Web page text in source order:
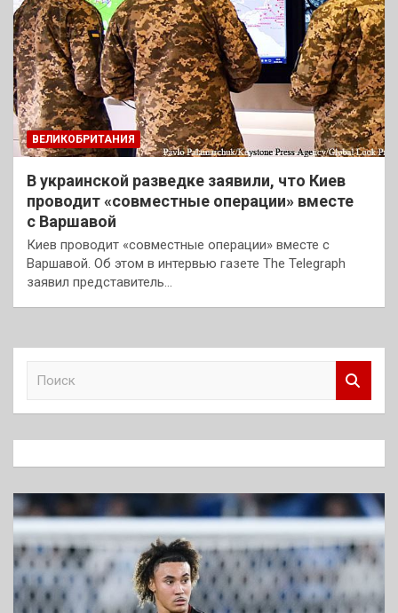
ВЕЛИКОБРИТАНИЯ
В украинской разведке заявили, что Киев
проводит «совместные операции» вместе
с Варшавой
Киев проводит «совместные операции» вместе с
Варшавой. Об этом в интервью газете The Telegraph
заявил представитель…
к